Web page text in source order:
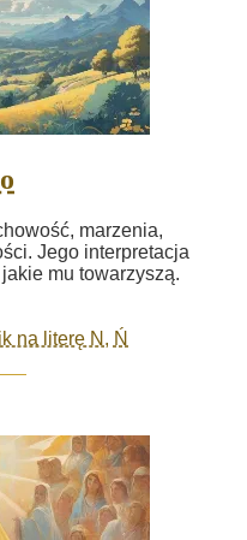
marzenia,
Jego interpretacja
mu towarzyszą.
na literę N, Ń